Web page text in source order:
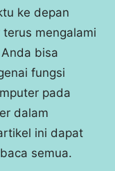
ke depan
mengalami
bisa
fungsi
pada
dalam
ini dapat
semua.